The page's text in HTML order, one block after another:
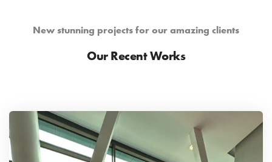
New stunning projects for our amazing clients
Our Recent Works